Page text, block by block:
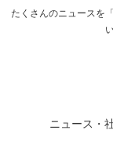
たくさんのニュースを
ニュース・